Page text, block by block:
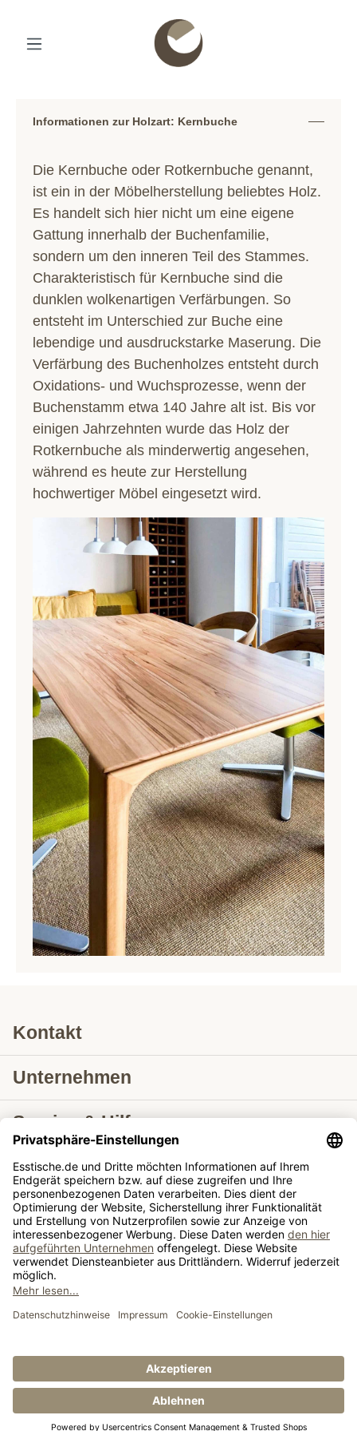
Informationen zur Holzart: Kernbuche
Die Kernbuche oder Rotkernbuche genannt,
ist ein in der Möbelherstellung beliebtes Holz.
Es handelt sich hier nicht um eine eigene
Gattung innerhalb der Buchenfamilie,
sondern um den inneren Teil des Stammes.
Charakteristisch für Kernbuche sind die
dunklen wolkenartigen Verfärbungen. So
entsteht im Unterschied zur Buche eine
lebendige und ausdruckstarke Maserung. Die
Verfärbung des Buchenholzes entsteht durch
Oxidations- und Wuchsprozesse, wenn der
Buchenstamm etwa 140 Jahre alt ist. Bis vor
einigen Jahrzehnten wurde das Holz der
Rotkernbuche als minderwertig angesehen,
während es heute zur Herstellung
hochwertiger Möbel eingesetzt wird.
Kontakt
Unternehmen
Service & Hilfe
Lieferung nach
Tische ausziehbar
Tische
© Esstische.de GmbH & Co. KG 2026
Impressum
AGB Datenschutz Widerrufsrecht